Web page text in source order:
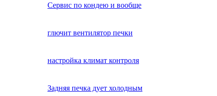
Сервис по кондею и вообще
глючит вентилятор печки
настройка климат контроля
Задняя печка дует холодным